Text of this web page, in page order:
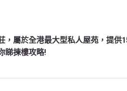
，屬於全港最大型私人屋苑，提供
睇揀樓攻略!